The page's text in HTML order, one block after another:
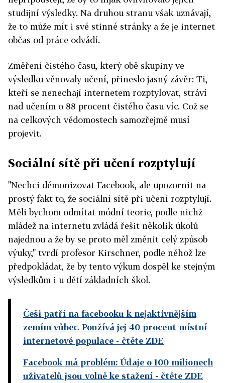
studijní výsledky. Na druhou stranu však uznávají,
že to může mít i své stinné stránky a že je internet
občas od práce odvádí.
Změření čistého času, který obě skupiny ve
výsledku věnovaly učení, přineslo jasný závěr: Ti,
kteří se nenechají internetem rozptylovat, stráví
nad učením o 88 procent čistého času víc. Což se
na celkových vědomostech samozřejmě musí
projevit.
Sociální sítě při učení rozptylují
"Nechci démonizovat Facebook, ale upozornit na
prostý fakt to, že sociální sítě při učení rozptylují.
Měli bychom odmítat módní teorie, podle nichž
mládež na internetu zvládá řešit několik úkolů
najednou a že by se proto měl změnit celý způsob
výuky," tvrdí profesor Kirschner, podle něhož lze
předpokládat, že by tento výkum dospěl ke stejným
výsledkům i u dětí základních škol.
Češi patří na facebooku k nejaktivnějším
zemím vůbec. Používá jej 40 procent místní
internetové populace - čtěte ZDE
Facebook má problém: Údaje o 100 milionech
uživatelů jsou volně ke stažení - čtěte ZDE